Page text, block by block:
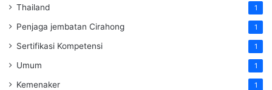
Thailand 1
Penjaga jembatan Cirahong 1
Sertifikasi Kompetensi 1
Umum 1
Kemenaker 1